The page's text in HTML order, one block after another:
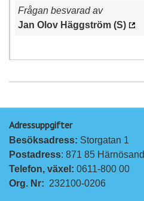
Frågan besvarad av
Jan Olov Häggström (S)
Adressuppgifter
Besöksadress: Storgatan 1
Postadress: 871 85 Härnösand
Telefon, växel: 0611-800 00
Org. Nr: 232100-0206